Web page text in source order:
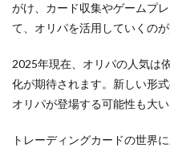
がけ、カード収集やゲームプ
て、オリパを活用していくのが
2025年現在、オリパの人気は
化が期待されます。新しい形
オリパが登場する可能性も大い
トレーディングカードの世界